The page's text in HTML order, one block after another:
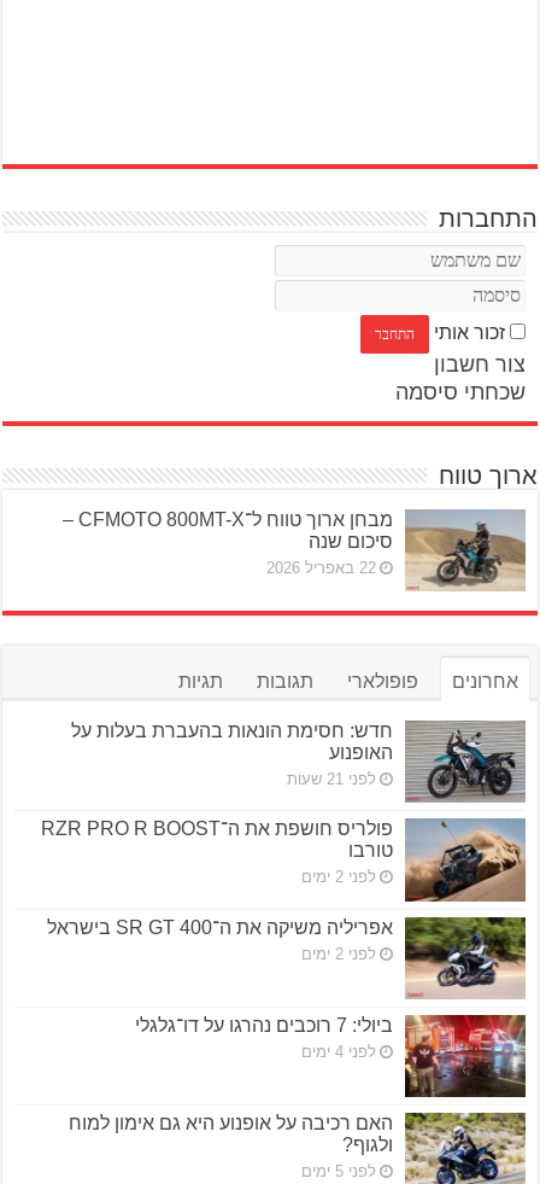
התחברות
זכור אותי
צור חשבון
שכחתי סיסמה
ארוך טווח
מבחן ארוך טווח ל־CFMOTO 800MT-X –
סיכום שנה
22 באפריל 2026
אחרונים פופולארי תגובות תגיות
חדש: חסימת הונאות בהעברת בעלות על
האופנוע
לפני 21 שעות
פולריס חושפת את ה־RZR PRO R BOOST
טורבו
לפני 2 ימים
אפריליה משיקה את ה־SR GT 400 בישראל
לפני 2 ימים
ביולי: 7 רוכבים נהרגו על דו־גלגלי
לפני 4 ימים
האם רכיבה על אופנוע היא גם אימון למוח
ולגוף?
לפני 5 ימים